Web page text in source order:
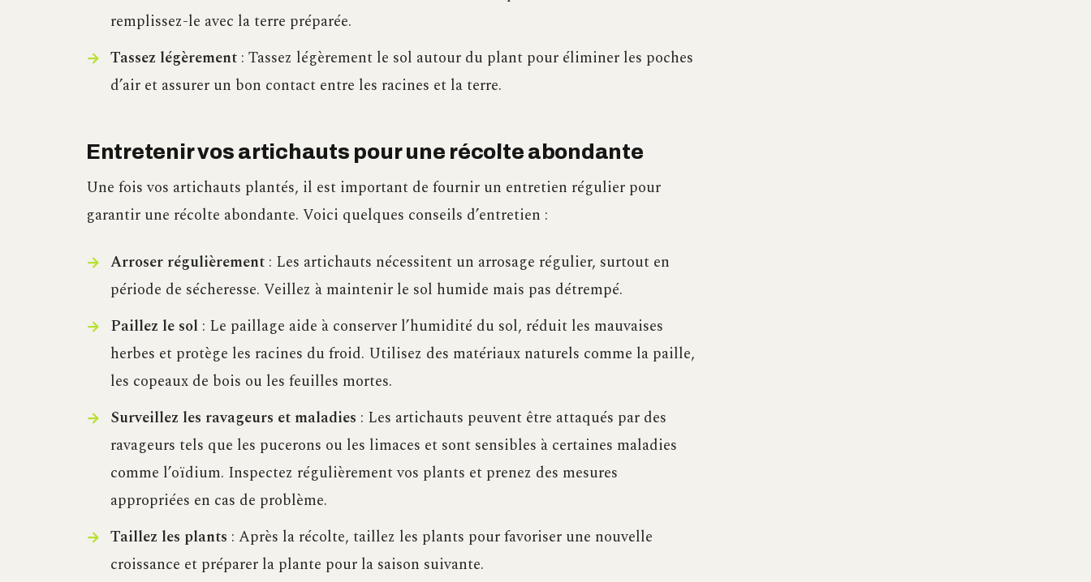
remplissez-le avec la terre préparée.
Tassez légèrement: Tassez légèrement le sol autour du plant pour éliminer les poches
d’air et assurer un bon contact entre les racines et la terre.
Entretenir vos artichauts pour une récolte abondante
Une fois vos artichauts plantés, il est important de fournir un entretien régulier pour
garantir une récolte abondante. Voici quelques conseils d’entretien :
Arroser régulièrement: Les artichauts nécessitent un arrosage régulier, surtout en
période de sécheresse. Veillez à maintenir le sol humide mais pas détrempé.
Paillez le sol: Le paillage aide à conserver l’humidité du sol, réduit les mauvaises
herbes et protège les racines du froid. Utilisez des matériaux naturels comme la paille,
les copeaux de bois ou les feuilles mortes.
Surveillez les ravageurs et maladies : Les artichauts peuvent être attaqués par des
ravageurs tels que les pucerons ou les limaces et sont sensibles à certaines maladies
comme l’oïdium. Inspectez régulièrement vos plants et prenez des mesures
appropriées en cas de problème.
Taillez les plants : Après la récolte, taillez les plants pour favoriser une nouvelle
croissance et préparer la plante pour la saison suivante.